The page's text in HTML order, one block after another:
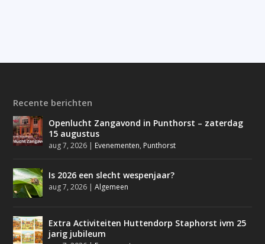
Recente berichten
Openlucht Zangavond in Punthorst – zaterdag
15 augustus
aug 7, 2026 | Evenementen, Punthorst
Is 2026 een slecht wespenjaar?
aug 7, 2026 |Algemeen
Extra Activiteiten Huttendorp Staphorst ivm 25
jarig jubileum